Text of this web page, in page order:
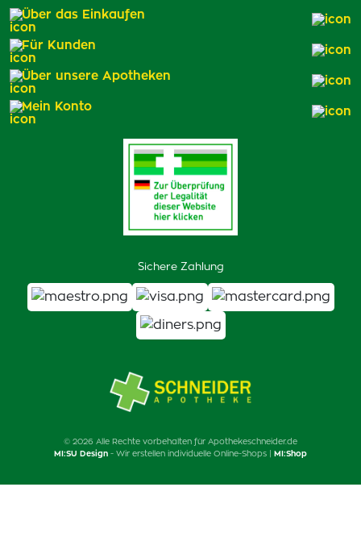
Sichere Zahlung
Über das Einkaufen
Für Kunden
Über unsere Apotheken
Mein Konto
© 2026 Alle Rechte vorbehalten für Apothekeschneider.de
MI:SU Design - Wir erstellen individuelle Online-Shops | MI:Shop